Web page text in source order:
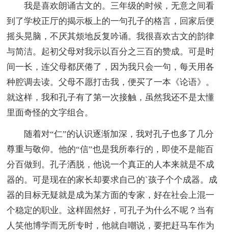
我是喜欢朗诵古文的。三年级的时候，无意之间看
到了学校正厅的揭示板上的一句孔子的格言，回家后便
摇头晃脑，不厌其烦地反复吟诵。我很喜欢古文的韵律
与简洁。起初父母对我示以百分之三百的赞成。可是时
间一长，连父母都厌倦了，因为我只会一句，每天用各
种腔调去读。父母不愿打击我，便买了一本《论语》。
就这样，我和孔子有了第一次接触，虽然我还不是太懂
里面奇怪的文字组合。
随着对“仁”的认识逐渐加深，我对孔子也多了几分
尊重与敬仰。他的“信”也是我所奉行的，即使不是能百
分百做到。孔子洒脱，他说一个真正的人本来就是不成
器的。可是现在的家长却要求自己的`孩子个个成器。成
器的目标无疑就是成为某方面的专家，好在社会上混一
个稳定的职业。这样固然好，可孔子为什么不呢？当有
人笑他博学而无所专时，他就自嘲说，要把赶马车作为